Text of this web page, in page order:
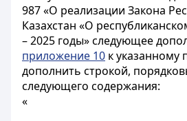
987 «О реализации Закона
Казахстан «О
– 2025 годы» следующее
приложение 10 к указанному
дополнить строкой,
следующего содержания:
«